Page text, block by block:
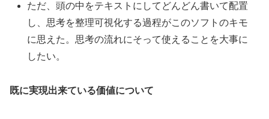
ただ、頭の中をテキストにしてどんどん書いて配置
し、思考を整理可視化する過程がこのソフトのキモ
に思えた。思考の流れにそって使えることを大事に
したい。
既に実現出来ている価値について